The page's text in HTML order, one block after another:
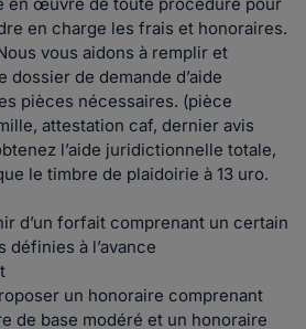
en charge les frais et honoraires.
vous aidons à remplir et
dossier de demande d’aide
pièces nécessaires. (pièce
attestation caf, dernier avis
l’aide juridictionnelle totale,
le timbre de plaidoirie à 13 uro.
d’un forfait comprenant un certain
définies à l’avance
un honoraire comprenant
de base modéré et un honoraire